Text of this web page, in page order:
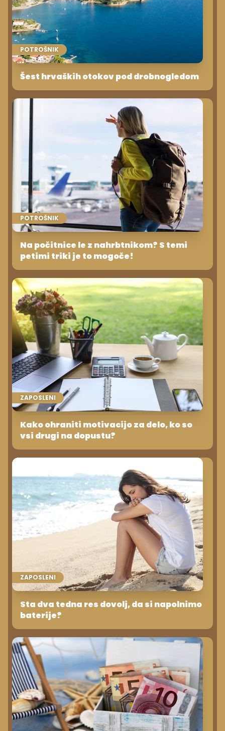
POTROŠNIK
Šest hrvaških otokov pod drobnogledom
POTROŠNIK
Na počitnice le z nahrbtnikom? S temi
petimi triki je to mogoče!
ZAPOSLENI
Kako ohraniti motivacijo za delo, ko so
vsi drugi na dopustu?
ZAPOSLENI
Sta dva tedna res dovolj, da si napolnimo
baterije?